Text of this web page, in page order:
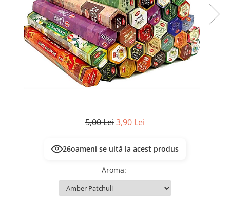
Masca & Gel de par
Sampon
Vopsea de par
Servetele Umede & Uscate
5,00 Lei3,90 Lei
26oameni se uită la acest produs
Aroma: